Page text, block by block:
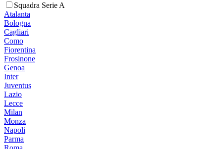
Squadra Serie A
Atalanta
Bologna
Cagliari
Como
Fiorentina
Frosinone
Genoa
Inter
Juventus
Lazio
Lecce
Milan
Monza
Napoli
Parma